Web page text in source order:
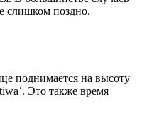
слишком поздно.
поднимается на высоту
Это также время